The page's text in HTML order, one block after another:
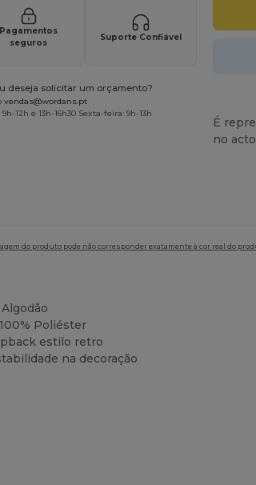
Pagamentos
seguros
Suporte Confiável
deseja solicitar um orçamento?
vendas@wordans.pt
12h e 13h-16h30 Sexta-feira: 9h-13h
É
no
do produto pode não corresponder exatamente à cor real do
Poliéster
estilo retro
na decoração